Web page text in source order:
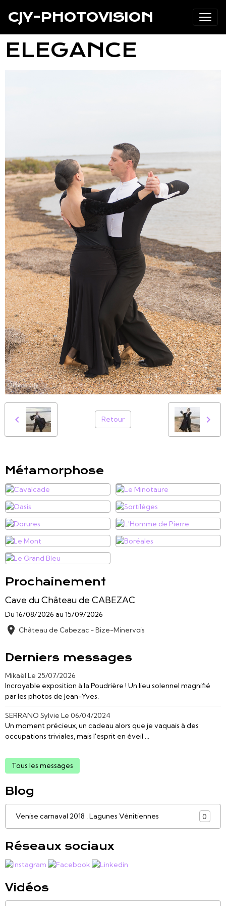
CJY-PHOTOVISION
ELEGANCE
Retour
Métamorphose
Prochainement
Cave du Château de CABEZAC
Du 16/08/2026 au 15/09/2026
Château de Cabezac - Bize-Minervois
Derniers messages
Mikaël Le 25/07/2026
Incroyable exposition à la Poudrière ! Un lieu solennel magnifié
par les photos de Jean-Yves.
SERRANO Sylvie Le 06/04/2024
Un moment précieux, un cadeau alors que je vaquais à des
occupations triviales, mais l'esprit en éveil ...
Tous les messages
Blog
Venise carnaval 2018 . Lagunes Vénitiennes 0
Réseaux sociaux
Vidéos